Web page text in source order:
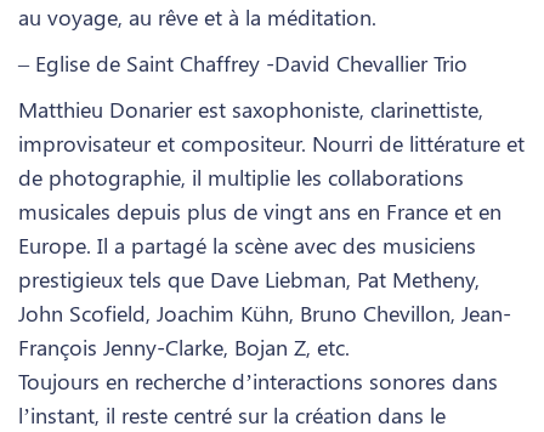
au voyage, au rêve et à la méditation.
– Eglise de Saint Chaffrey -David Chevallier Trio
Matthieu Donarier est saxophoniste, clarinettiste,
improvisateur et compositeur. Nourri de littérature et
de photographie, il multiplie les collaborations
musicales depuis plus de vingt ans en France et en
Europe. Il a partagé la scène avec des musiciens
prestigieux tels que Dave Liebman, Pat Metheny,
John Scofield, Joachim Kühn, Bruno Chevillon, Jean-
François Jenny-Clarke, Bojan Z, etc.
Toujours en recherche d’interactions sonores dans
l’instant, il reste centré sur la création dans le